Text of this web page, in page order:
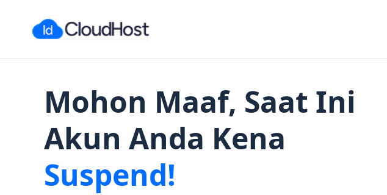
Mohon Maaf, Saat Ini
Akun Anda Kena
Suspend!